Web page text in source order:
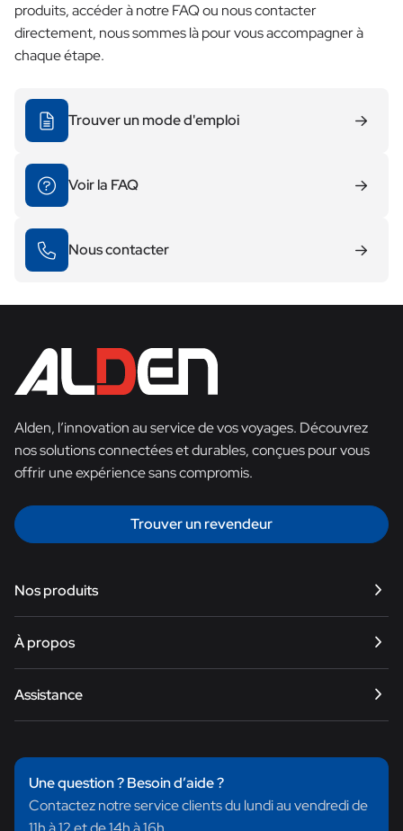
produits, accéder à notre FAQ ou nous contacter
directement, nous sommes là pour vous accompagner à
chaque étape.
Trouver un mode d'emploi
Voir la FAQ
Nous contacter
Alden, l’innovation au service de vos voyages. Découvrez
nos solutions connectées et durables, conçues pour vous
offrir une expérience sans compromis.
Trouver un revendeur
Nos produits
Satellite
Smart TV
Énergie
Équipements
À propos
Notre histoire
Assistance
Questions fréquentes
Trouver un produit
Centre de téléchargement
Une question ? Besoin d’aide ?
Contactez notre service clients du lundi au vendredi de